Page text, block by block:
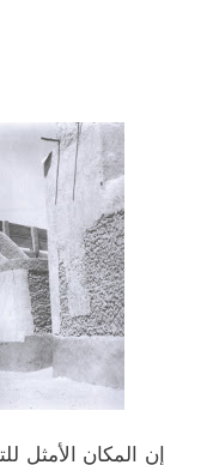
إن المكان الأمثل